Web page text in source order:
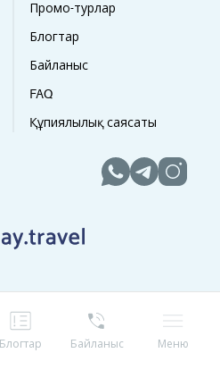
Промо-турлар
Блогтар
Байланыс
FAQ
Құпиялылық саясаты
Блогтар Байланыс Меню